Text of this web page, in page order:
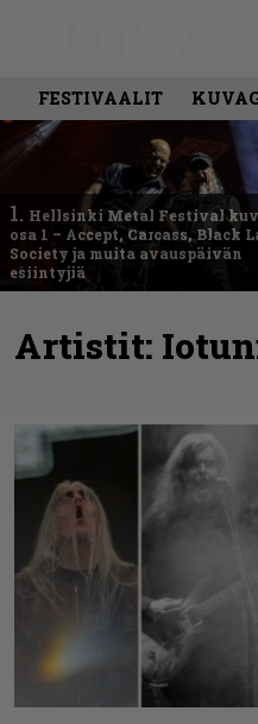
FESTIVAALIT
1. Hellsinki Metal Festival
osa 1 – Accept, Carcass, Black
Society ja muita avauspäivän
esiintyjiä
Artistit: